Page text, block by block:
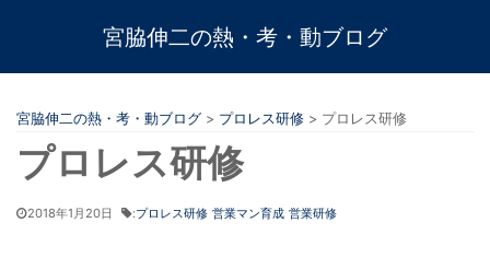
宮脇伸二の熱・考・動ブログ
宮脇伸二の熱・考・動ブログ > プロレス研修 > プロレス研修
プロレス研修
2018年1月20日 :プロレス研修 営業マン育成 営業研修